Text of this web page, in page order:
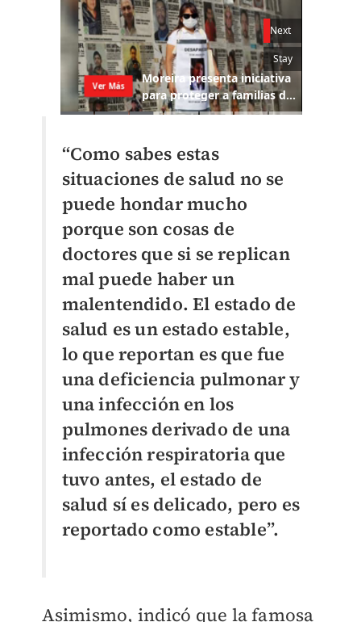
“Como sabes estas
situaciones de salud no se
puede hondar mucho
porque son cosas de
doctores que si se replican
mal puede haber un
malentendido. El estado de
salud es un estado estable,
lo que reportan es que fue
una deficiencia pulmonar y
una infección en los
pulmones derivado de una
infección respiratoria que
tuvo antes, el estado de
salud sí es delicado, pero es
reportado como estable”.
Asimismo, indicó que la famosa